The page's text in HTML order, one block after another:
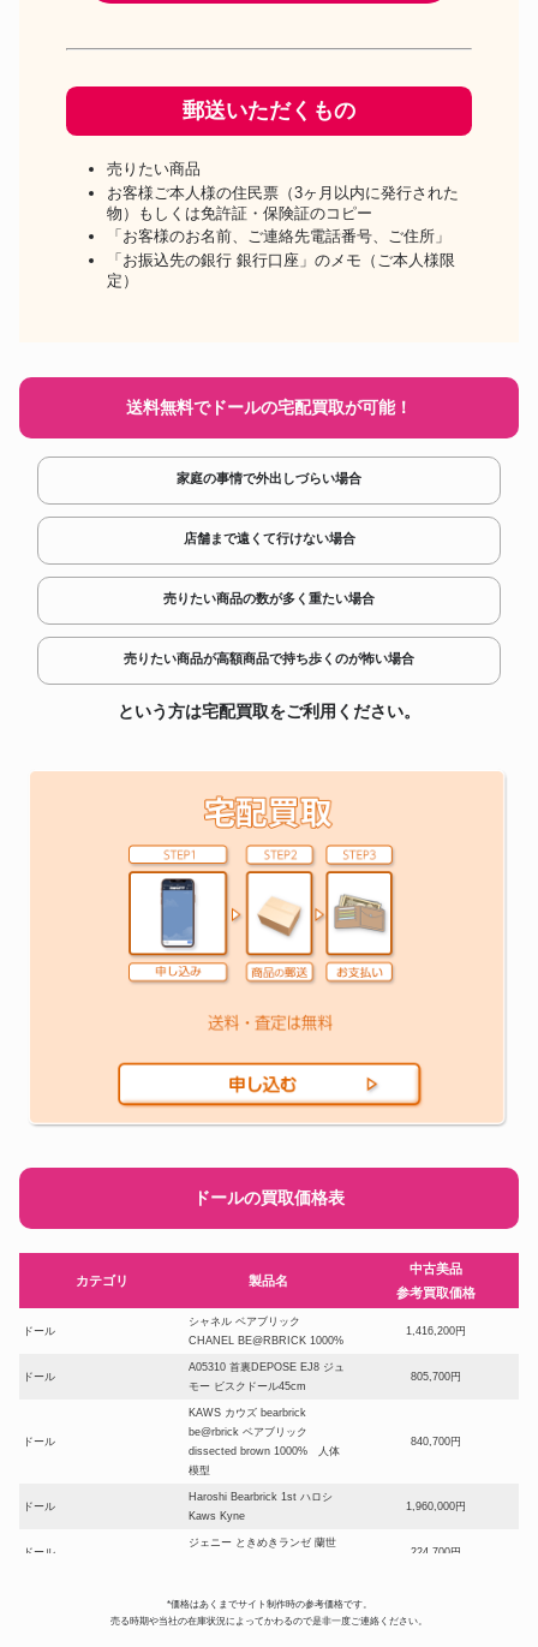
郵送いただくもの
売りたい商品
お客様ご本人様の住民票（3ヶ月以内に発行された
物）もしくは免許証・保険証のコピー
「お客様のお名前、ご連絡先電話番号、ご住所」
「お振込先の銀行 銀行口座」のメモ（ご本人様限
定）
送料無料でドールの宅配買取が可能！
家庭の事情で外出しづらい場合
店舗まで遠くて行けない場合
売りたい商品の数が多く重たい場合
売りたい商品が高額商品で持ち歩くのが怖い場合
という方は宅配買取をご利用ください。
ドールの買取価格表
カテゴリ 製品名
中古美品
参考買取価格
ドール
シャネル ベアブリック
CHANEL BE@RBRICK 1000%
1,416,200円
ドール
A05310 首裏DEPOSE EJ8 ジュ
モー ビスクドール45cm
805,700円
ドール
KAWS カウズ bearbrick
be@rbrick ベアブリック
dissected brown 1000% 人体
模型
840,700円
ドール
Haroshi Bearbrick 1st ハロシ
Kaws Kyne
1,960,000円
ドール
ジェニー ときめきランゼ 蘭世
224,700円
BAPE(R) ABC CAMO SHARK
BE@RBRICK ベイプ メディコ
297,500円
*価格はあくまでサイト制作時の参考価格です。
売る時期や当社の在庫状況によってかわるので是非一度ご連絡ください。